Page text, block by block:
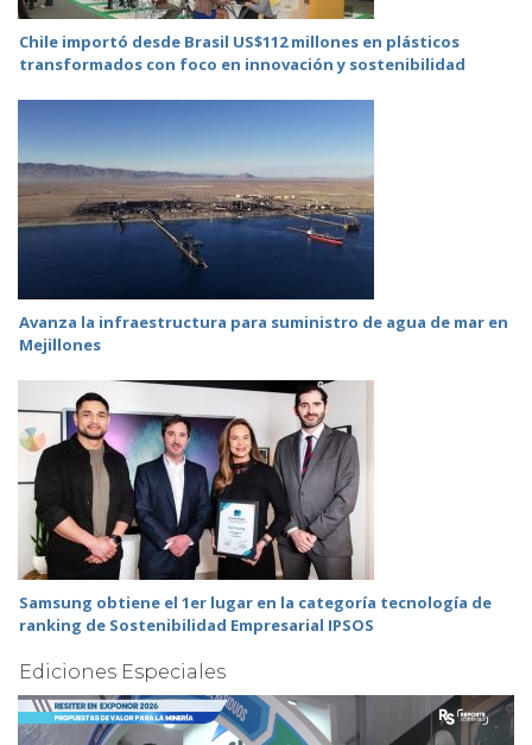
Chile importó desde Brasil US$112 millones en plásticos
transformados con foco en innovación y sostenibilidad
Avanza la infraestructura para suministro de agua de mar en
Mejillones
Samsung obtiene el 1er lugar en la categoría tecnología de
ranking de Sostenibilidad Empresarial IPSOS
Ediciones Especiales